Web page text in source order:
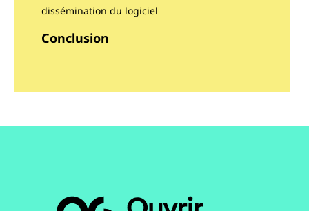
dissémination du logiciel
Conclusion